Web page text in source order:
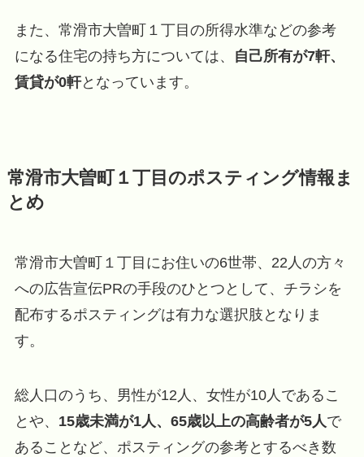
また、常滑市大曽町１丁目の所得水準などの参考
になる住宅の持ち方については、
自己所有が7軒、
賃貸が0軒となっています。
常滑市大曽町１丁目のポスティング情報ま
とめ
常滑市大曽町１丁目にお住いの6世帯、22人の方々
への広告宣伝PRの手段のひとつとして、チラシを
配布するポスティングは有力な選択肢となりま
す。
総人口のうち、男性が12人、女性が10人であるこ
とや、 15歳未満が1人、65歳以上の高齢者が5人で
あることなど、ポスティングの参考とするべき数